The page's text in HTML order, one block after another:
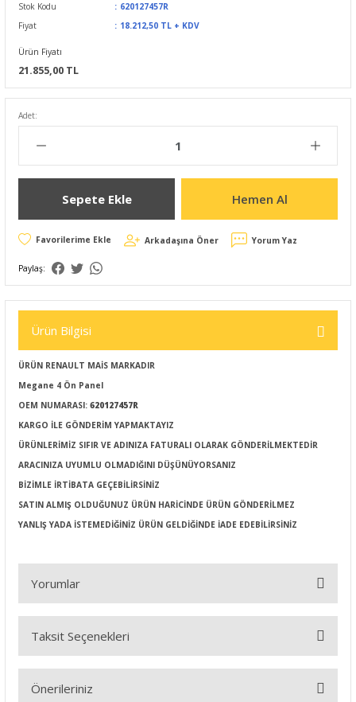
Stok Kodu
620127457R
Fiyat
18.212,50 TL + KDV
Ürün Fiyatı
21.855,00 TL
Adet:
Sepete Ekle Hemen Al
Arkadaşına Öner Yorum Yaz
Paylaş:
Ürün Bilgisi
ÜRÜN RENAULT MAİS MARKADIR
Megane 4 Ön Panel
OEM NUMARASI: 620127457R
KARGO İLE GÖNDERİM YAPMAKTAYIZ
ÜRÜNLERİMİZ SIFIR VE ADINIZA FATURALI OLARAK GÖNDERİLMEKTEDİR
ARACINIZA UYUMLU OLMADIĞINI DÜŞÜNÜYORSANIZ
BİZİMLE İRTİBATA GEÇEBİLİRSİNİZ
SATIN ALMIŞ OLDUĞUNUZ ÜRÜN HARİCİNDE ÜRÜN GÖNDERİLMEZ
YANLIŞ YADA İSTEMEDİĞİNİZ ÜRÜN GELDİĞİNDE İADE EDEBİLİRSİNİZ
Yorumlar
Bu ürüne ilk yorumu siz yapın!
Taksit Seçenekleri
Önerileriniz